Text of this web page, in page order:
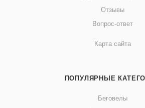
Отзывы
Вопрос-ответ
Карта сайта
ПОПУЛЯРНЫЕ
Беговелы